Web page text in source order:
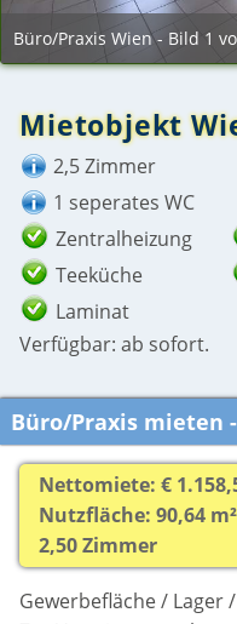
Büro/Praxis Wien - Bild 1
Mietobjekt
2,5 Zimmer
1 seperates WC
Zentralheizung
Teeküche
Laminat
Verfügbar: ab sofort.
Büro/Praxis mieten
Nettomiete: €
Nutzfläche: 90,64 m²
2,50 Zimmer
Gewerbefläche / Lager /